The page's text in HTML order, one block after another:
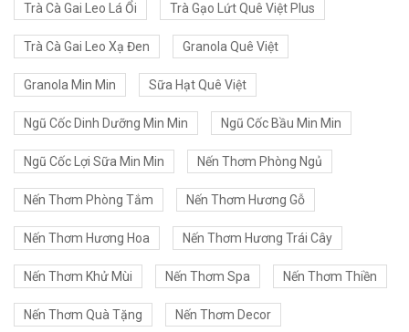
Trà Cà Gai Leo Lá Ổi Trà Gạo Lứt Quê Việt Plus
Trà Cà Gai Leo Xạ Đen Granola Quê Việt
Granola Min Min Sữa Hạt Quê Việt
Ngũ Cốc Dinh Dưỡng Min Min Ngũ Cốc Bầu Min Min
Ngũ Cốc Lợi Sữa Min Min Nến Thơm Phòng Ngủ
Nến Thơm Phòng Tắm Nến Thơm Hương Gỗ
Nến Thơm Hương Hoa Nến Thơm Hương Trái Cây
Nến Thơm Khử Mùi Nến Thơm Spa Nến Thơm Thiền
Nến Thơm Quà Tặng Nến Thơm Decor